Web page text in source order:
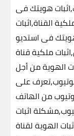
هويتك فى
القناة,اثبات
فى استديو
ملكية قناة
الهوية من أجل
يوتيوب,تعرف على
من الهاتف
اثبات
داخل استوديو اليوتيوب 2023,اثبات الهوية لقناة